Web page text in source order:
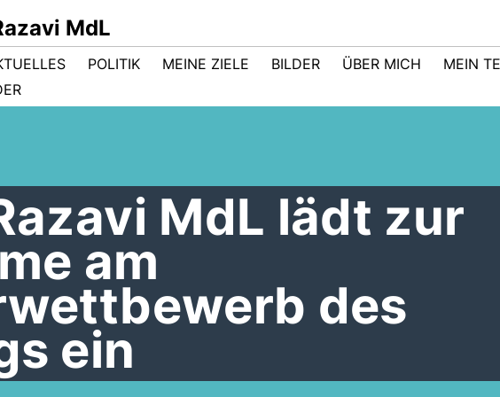
MdL
POLITIK MEINE ZIELE BILDER ÜBER MICH
MEIN
MdL lädt zur
am
des
ein